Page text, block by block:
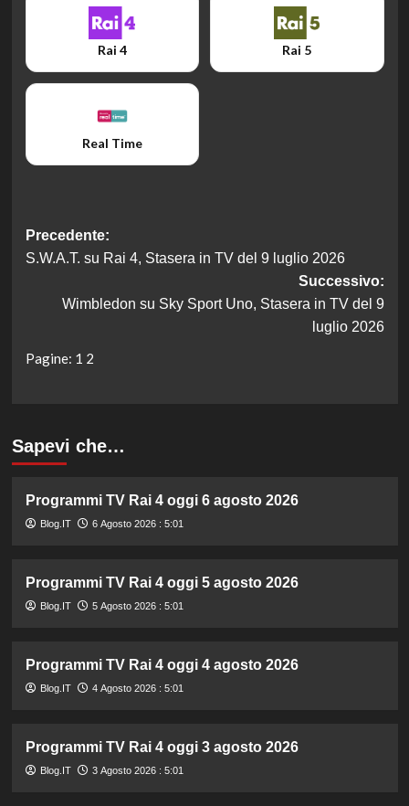
Rai 4 Rai 5
Real Time
Navigazione
articolo
Precedente:
S.W.A.T. su Rai 4, Stasera in TV del 9 luglio 2026
Successivo:
Wimbledon su Sky Sport Uno, Stasera in TV del 9
luglio 2026
Pagine: 1 2
Sapevi che…
Programmi TV Rai 4 oggi 6 agosto 2026
Blog.IT 6 Agosto 2026 : 5:01
Programmi TV Rai 4 oggi 5 agosto 2026
Blog.IT 5 Agosto 2026 : 5:01
Programmi TV Rai 4 oggi 4 agosto 2026
Blog.IT 4 Agosto 2026 : 5:01
Programmi TV Rai 4 oggi 3 agosto 2026
Blog.IT 3 Agosto 2026 : 5:01